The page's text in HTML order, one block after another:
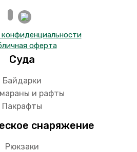
оферта
Суда
Байдарки
и рафты
Пакрафты
снаряжение
Рюкзаки